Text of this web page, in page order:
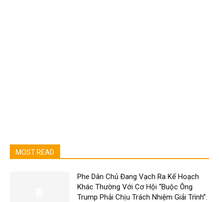
MOST READ
Phe Dân Chủ Đang Vạch Ra Kế Hoạch
Khác Thường Với Cơ Hội “Buộc Ông
Trump Phải Chịu Trách Nhiệm Giải Trình”.